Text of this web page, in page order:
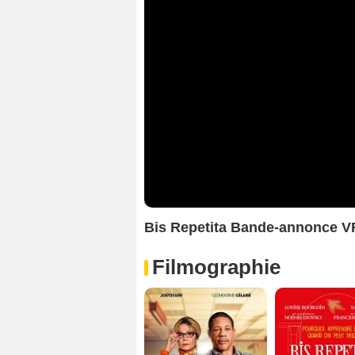
Bis Repetita Bande-annonce
Filmographie